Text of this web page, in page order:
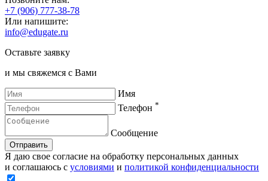
+7 (906) 777-38-78
Или напишите:
info@edugate.ru
Оставьте заявку
и мы свяжемся с Вами
Имя
Телефон *
Сообщение
Отправить
Я даю свое согласие на обработку персональных данных
и соглашаюсь с условиями и политикой конфиденциальности